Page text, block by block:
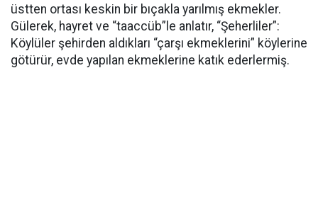
üstten ortası keskin bir bıçakla yarılmış ekmekler.
Gülerek, hayret ve “taaccüb”le anlatır, “Şeherliler”:
Köylüler şehirden aldıkları “çarşı ekmeklerini” köylerine
götürür, evde yapılan ekmeklerine katık ederlermiş.